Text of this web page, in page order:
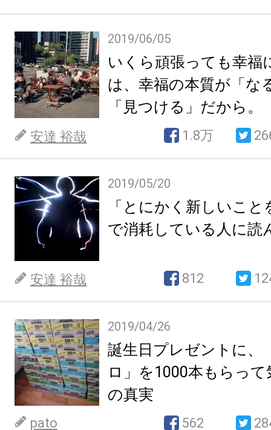
2019/06/05
いくら頑張っても幸福
は、幸福の本質が「な
「見つける」だから。
安達 裕哉 1.8万
2019/05/20
「とにかく新しいこ
で消耗している人に読
安達 裕哉 812
2019/04/26
誕生日プレゼントに、
ロ」を1000本もらっ
の真実
pato 562